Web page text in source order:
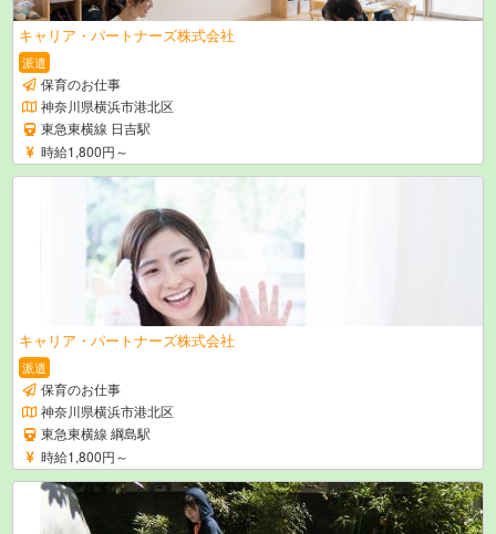
キャリア・パートナーズ株式会社
派遣
保育のお仕事
神奈川県横浜市港北区
東急東横線 日吉駅
時給1,800円～
キャリア・パートナーズ株式会社
派遣
保育のお仕事
神奈川県横浜市港北区
東急東横線 綱島駅
時給1,800円～